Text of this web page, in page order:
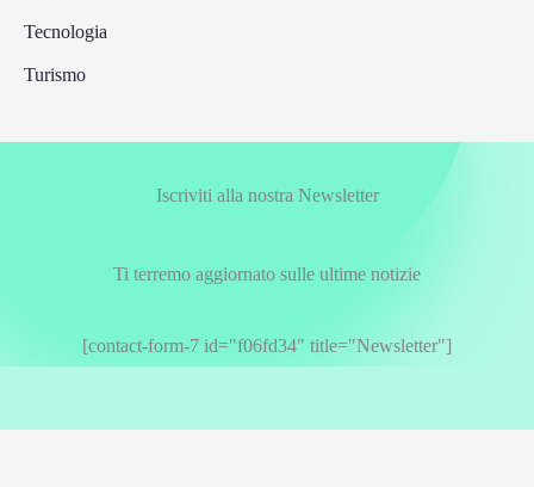
Tecnologia
Turismo
Iscriviti alla nostra Newsletter
Ti terremo aggiornato sulle ultime notizie
[contact-form-7 id="f06fd34" title="Newsletter"]